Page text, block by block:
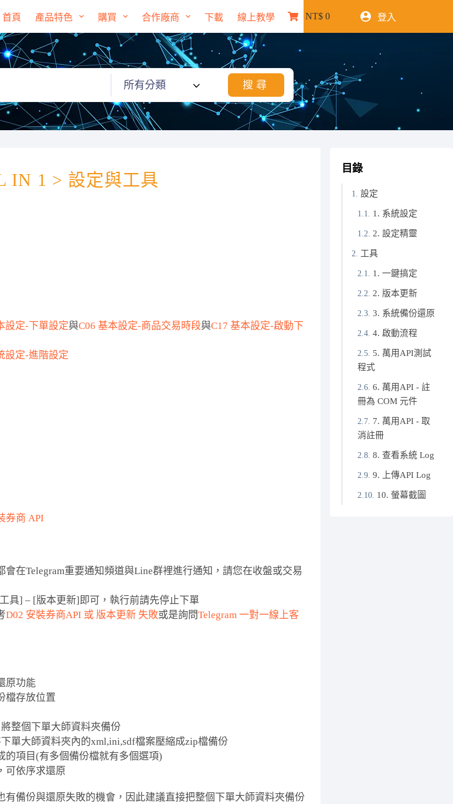
首頁 產品特色 購買 合作廠商 下載 線上教學
購
NT$0 登入
IN 1 > 設定與工具
設定-下單設定與C06 基本設定-商品交易時段與C17 基本設定-啟動下
設定-進階設定
券商 API
會在Telegram重要通知頻道與Line群裡進行通知，請您在收盤或交易
具] – [版本更新]即可，執行前請先停止下單
D02 安裝券商API 或 版本更新 失敗或是詢問Telegram 一對一線上客
原功能
檔存放位置
整個下單大師資料夾備份
單大師資料夾內的xml,ini,sdf檔案壓縮成zip檔備份
的項目(有多個備份檔就有多個選項)
可依序求還原
有備份與還原失敗的機會，因此建議直接把整個下單大師資料夾備份
目錄
設定
1. 系統設定
2. 設定精靈
工具
1. 一鍵搞定
2. 版本更新
3. 系統備份還原
4. 啟動流程
5. 萬用API測試
程式
6. 萬用API - 註
冊為 COM 元件
7. 萬用API - 取
消註冊
8. 查看系統 Log
9. 上傳API Log
10. 螢幕截圖